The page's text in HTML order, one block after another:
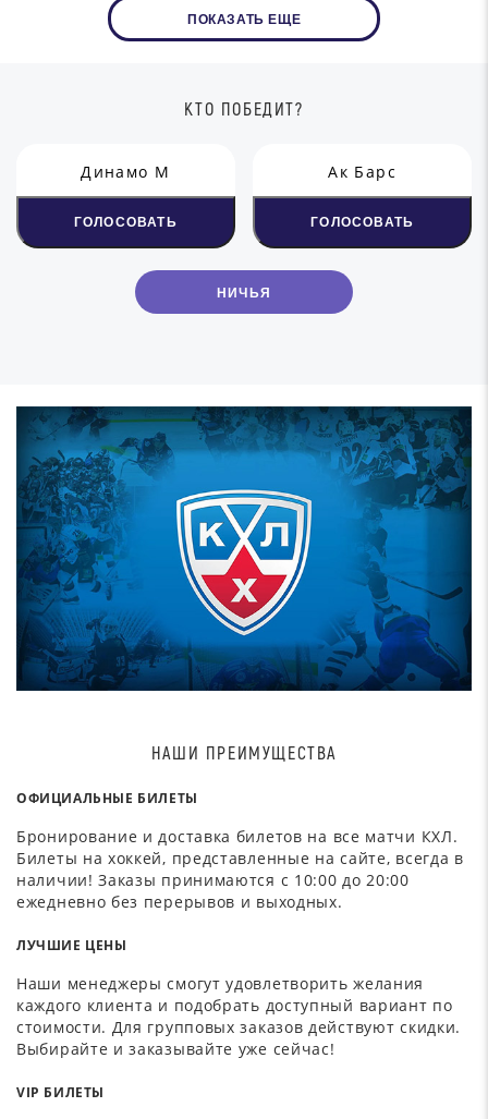
ПОКАЗАТЬ ЕЩЕ
КТО ПОБЕДИТ?
Динамо М
ГОЛОСОВАТЬ
НИЧЬЯ
Ак Барс
ГОЛОСОВАТЬ
НАШИ ПРЕИМУЩЕСТВА
ОФИЦИАЛЬНЫЕ БИЛЕТЫ
Бронирование и доставка билетов на все матчи КХЛ.
Билеты на хоккей, представленные на сайте, всегда в
наличии! Заказы принимаются с 10:00 до 20:00
ежедневно без перерывов и выходных.
ЛУЧШИЕ ЦЕНЫ
Наши менеджеры смогут удовлетворить желания
каждого клиента и подобрать доступный вариант по
стоимости. Для групповых заказов действуют скидки.
Выбирайте и заказывайте уже сейчас!
VIP БИЛЕТЫ